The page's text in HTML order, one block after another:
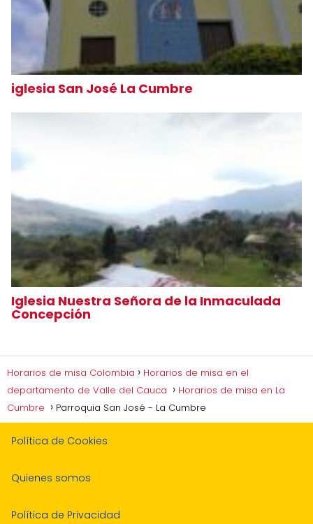
iglesia San José La Cumbre
Iglesia Nuestra Señora de la Inmaculada
Concepción
Horarios de misa Colombia
Horarios de misa en el
departamento de Valle del Cauca
Horarios de misa en La
Cumbre
Parroquia San José - La Cumbre
Política de Cookies
Quienes somos
Política de Privacidad